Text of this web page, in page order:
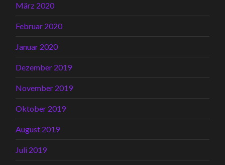
März 2020
Februar 2020
Januar 2020
Dezember 2019
November 2019
Oktober 2019
August 2019
Juli 2019